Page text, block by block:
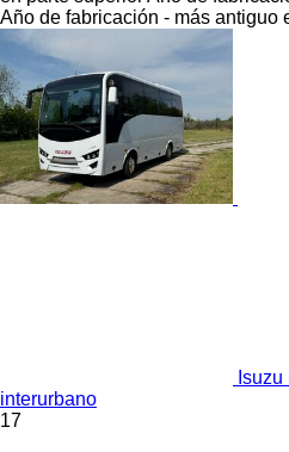
Año de fabricación - más antiguo
interurbano
17